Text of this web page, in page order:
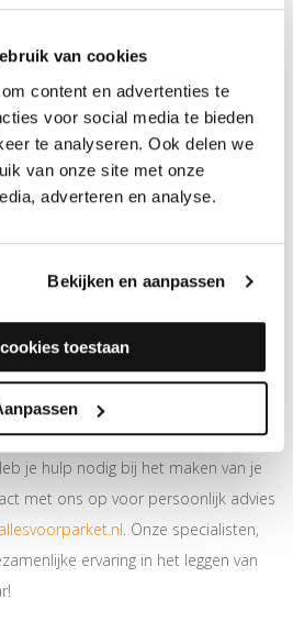
van cookies
content en advertenties te
voor social media te bieden
te analyseren. Ook delen we
van onze site met onze
adverteren en analyse.
Bekijken en aanpassen
toestaan
Spaanplaat plaat 18mm
83x125cm (1.05m2)
16,95
1
die verlijmd moeten
je hulp nodig bij het maken van je
met ons op voor persoonlijk advies
. Onze specialisten,
ervaring in het leggen van